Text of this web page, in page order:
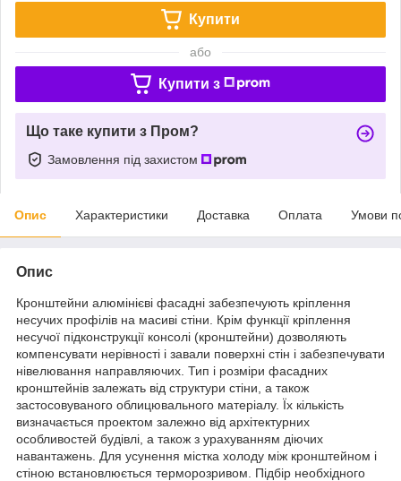
Купити
або
Купити з
Що таке купити з Пром?
Замовлення під захистом
Опис Характеристики Доставка Оплата Умови
Опис
Кронштейни алюмінієві фасадні забезпечують кріплення
несучих профілів на масиві стіни. Крім функції кріплення
несучої підконструкції консолі (кронштейни) дозволяють
компенсувати нерівності і завали поверхні стін і забезпечувати
нівелювання направляючих. Тип і розміри фасадних
кронштейнів залежать від структури стіни, а також
застосовуваного облицювального матеріалу. Їх кількість
визначається проектом залежно від архітектурних
особливостей будівлі, а також з урахуванням діючих
навантажень. Для усунення містка холоду між кронштейном і
стіною встановлюється терморозривом. Підбір необхідного